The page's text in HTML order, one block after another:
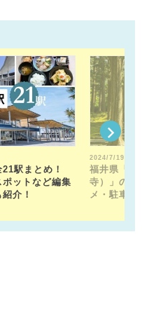
駅まとめ！
ットなど編集
介！
2024/7/19
福井県「平
寺）」の見
メ・駐車